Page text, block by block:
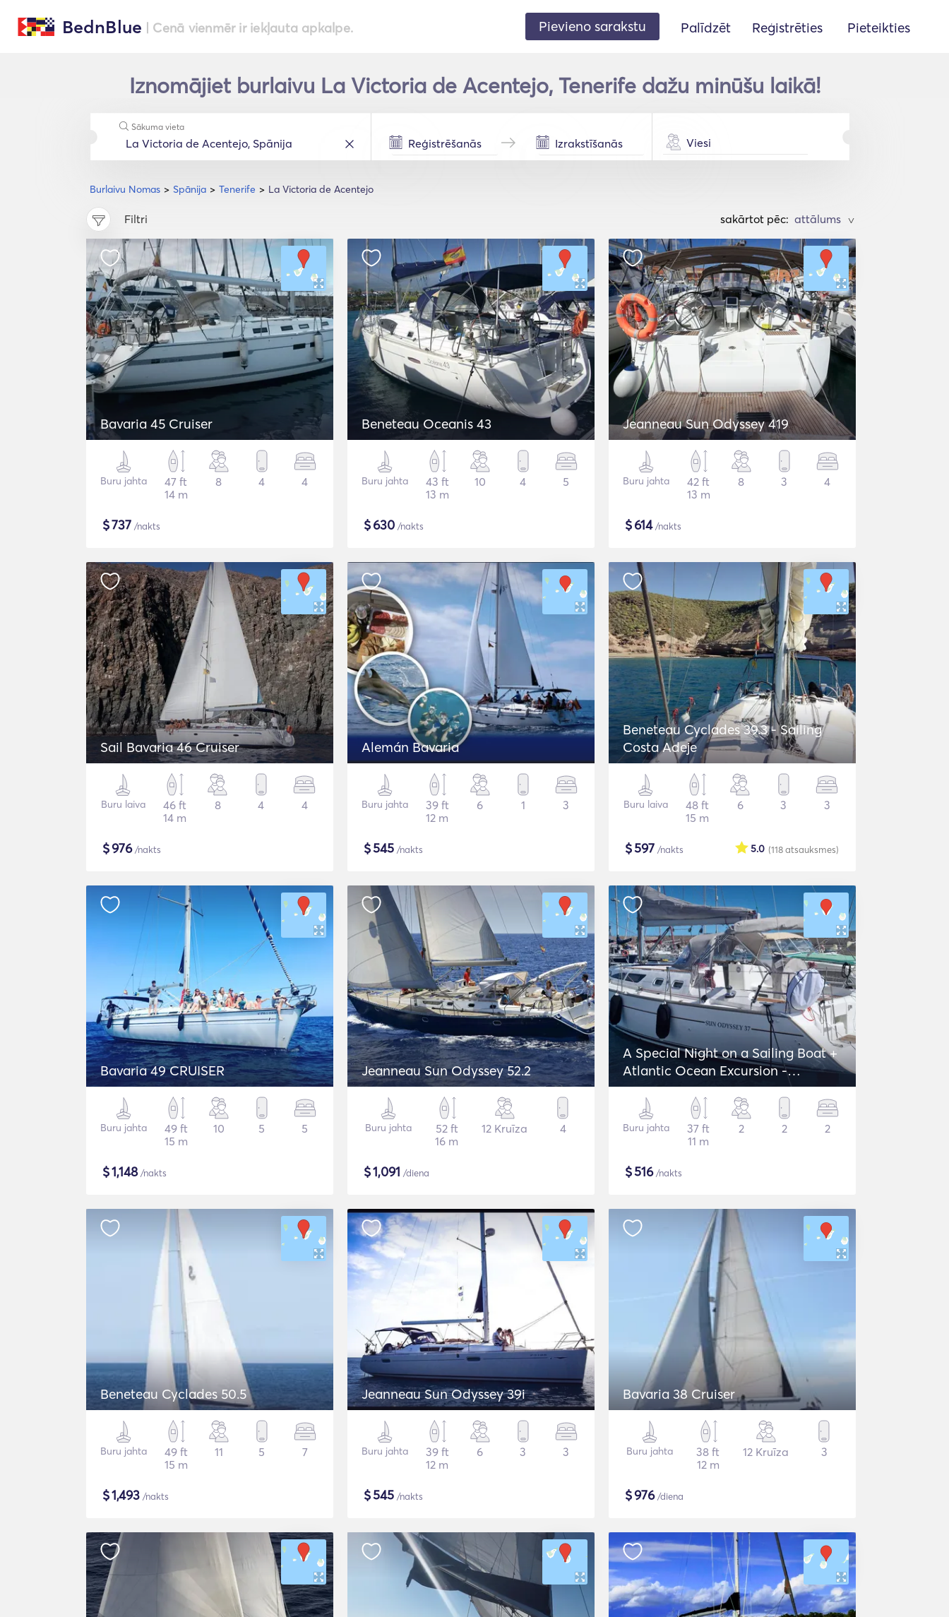
BednBlue | Cenā vienmēr ir iekļauta apkalpe. Pievieno sarakstu Palīdzēt Reģistrēties Pieteikties
Iznomājiet burlaivu La Victoria de Acentejo, Tenerife dažu minūšu laikā!
Burlaivu Nomas Spānija Tenerife La Victoria de Acentejo
Sākuma vieta
Viesi
Filtri sakārtot pēc: >
Bavaria 45 Cruiser
Buru jahta
47 ft
14 m
8 4 4
$737 /nakts
Beneteau Oceanis 43
Buru jahta
43 ft
13 m
10 4 5
$630 /nakts
Jeanneau Sun Odyssey 419
Buru jahta
42 ft
13 m
8 3 4
$614/nakts
Sail Bavaria 46 Cruiser
Buru laiva
46 ft
14 m
8 4 4
$976/nakts
Alemán Bavaria
Buru jahta
39 ft
12 m
6 1 3
$545 /nakts
Beneteau Cyclades 39.3 - Sailing
Costa Adeje
Buru laiva
48 ft
15 m
6 3 3
$597 /nakts (118atsauksmes)
5.0
Bavaria 49 CRUISER
Buru jahta
49 ft
15 m
10 5 5
$1,148/nakts
Jeanneau Sun Odyssey 52.2
Buru jahta
52 ft
16 m
12 Kruīza 4
$1,091 /diena
A Special Night on a Sailing Boat +
Atlantic Ocean Excursion -
Jeanneau Sun Odyssey 37
Buru jahta
37 ft
11 m
2 2 2
$516/nakts
Beneteau Cyclades 50.5
Buru jahta
49 ft
15 m
11 5 7
$1,493 /nakts
Jeanneau Sun Odyssey 39i
Buru jahta
39 ft
12 m
6 3 3
$545 /nakts
Bavaria 38 Cruiser
Buru jahta
38 ft
12 m
12 Kruīza 3
$976/diena